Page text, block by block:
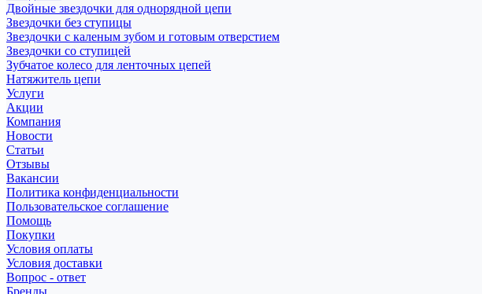
Двойные звездочки для однорядной цепи
Звездочки без ступицы
Звездочки с каленым зубом и готовым отверстием
Звездочки со ступицей
Зубчатое колесо для ленточных цепей
Натяжитель цепи
Услуги
Акции
Компания
Новости
Статьи
Отзывы
Вакансии
Политика конфиденциальности
Пользовательское соглашение
Помощь
Покупки
Условия оплаты
Условия доставки
Вопрос - ответ
Бренды